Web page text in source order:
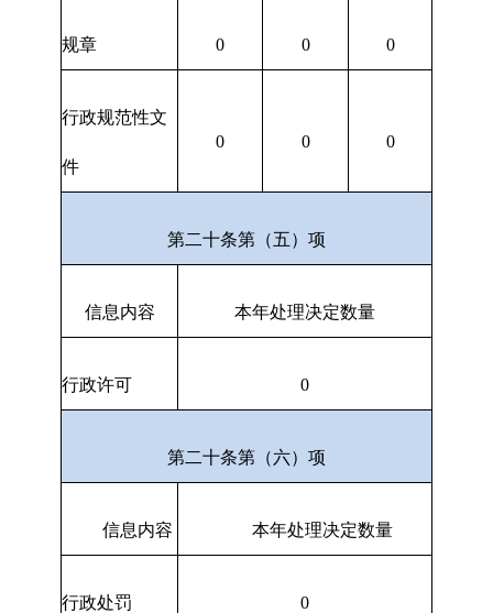
规章 0 0 0
行政规范性文
件
0 0 0
第二十条第（五）项
信息内容 本年处理决定数量
行政许可 0
第二十条第（六）项
信息内容 本年处理决定数量
行政处罚 0